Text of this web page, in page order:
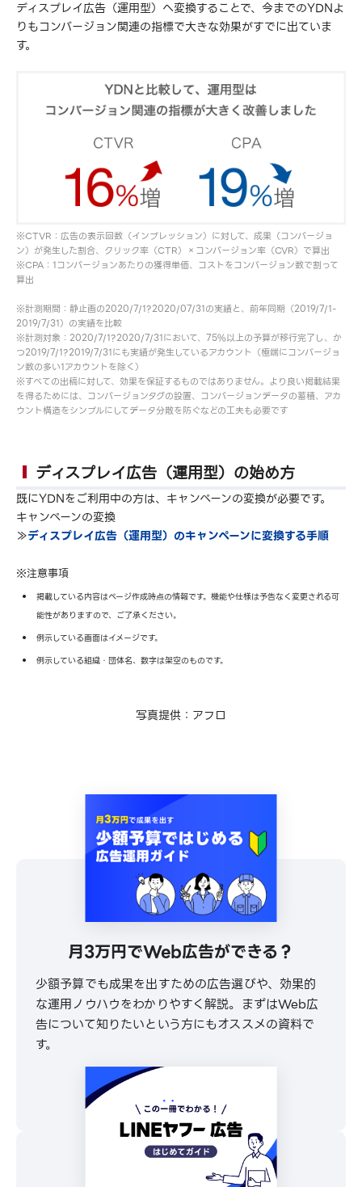
ディスプレイ広告（運用型）へ変換することで、今までのYDNよ
りもコンバージョン関連の指標で大きな効果がすでに出ていま
す。
※CTVR：広告の表示回数（インプレッション）に対して、成果（コンバージョ
ン）が発生した割合、クリック率（CTR）×コンバージョン率（CVR）で算出
※CPA：1コンバージョンあたりの獲得単価、コストをコンバージョン数で割って
算出
※計測期間：静止画の2020/7/1?2020/07/31の実績と、前年同期（2019/7/1-
2019/7/31）の実績を比較
※計測対象：2020/7/1?2020/7/31において、75%以上の予算が移行完了し、か
つ2019/7/1?2019/7/31にも実績が発生しているアカウント（極端にコンバージョ
ン数の多い1アカウントを除く）
※すべての出稿に対して、効果を保証するものではありません。より良い掲載結果
を得るためには、コンバージョンタグの設置、コンバージョンデータの蓄積、アカ
ウント構造をシンプルにしてデータ分散を防ぐなどの工夫も必要です
ディスプレイ広告（運用型）の始め方
既にYDNをご利用中の方は、キャンペーンの変換が必要です。
キャンペーンの変換
≫ディスプレイ広告（運用型）のキャンペーンに変換する手順
※注意事項
掲載している内容はページ作成時点の情報です。機能や仕様は予告なく変更される可
能性がありますので、ご了承ください。
例示している画面はイメージです。
例示している組織・団体名、数字は架空のものです。
写真提供：アフロ
月3万円でWeb広告ができる？
少額予算でも成果を出すための広告選びや、効果的
な運用ノウハウをわかりやすく解説。まずはWeb広
告について知りたいという方にもオススメの資料で
す。
\ 30秒でかんたんダウンロード /
無料でダウンロードする